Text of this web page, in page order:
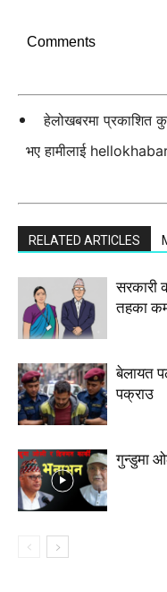
Comments
हेलोखबरमा प्रकाशित
भए हामीलाई
RELATED ARTICLES
सरकारी
तहका
बेलायत
पक्राउ
गुन्डुमा